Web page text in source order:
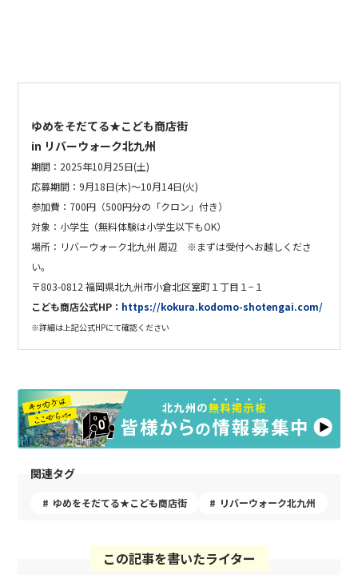
ゆめをそだてる★こども商店街
in リバーウォーク北九州
期間：2025年10月25日(土)
応募期間：9月18日(木)〜10月14日(火)
参加費：700円（500円分の「クロン」付き）
対象：小学生（無料体験は小学生以下もOK）
場所：リバーウォーク北九州 周辺 ※まずは受付へお越しくださ
い。
〒803-0812 福岡県北九州市小倉北区室町１丁目１−１
こども商店公式HP： https://kokura.kodomo-shotengai.com/
※詳細は上記公式HPにて確認ください
関連タグ
ゆめをそだてる★こども商店街 リバーウォーク北九州
この記事を書いたライター